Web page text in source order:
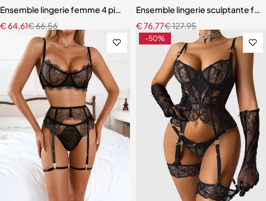
Ensemble lingerie femme 4 pièces – Cuir PU et dentelle respirante
€66,56
€64,61
Ensemble lingerie sculptante
€127,95
€76,77
-50%